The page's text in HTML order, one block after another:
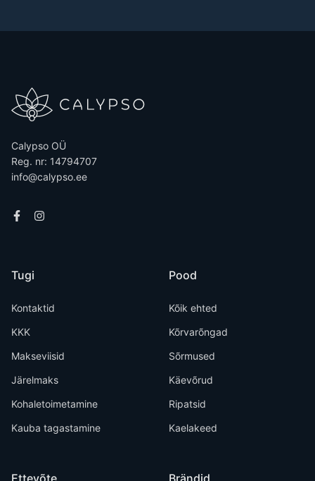
Calypso OÜ
Reg. nr: 14794707
info@calypso.ee
Tugi
Kontaktid
KKK
Makseviisid
Järelmaks
Kohaletoimetamine
Kauba tagastamine
Ettevõte
Pood
Kõik ehted
Kõrvarõngad
Sõrmused
Käevõrud
Ripatsid
Kaelakeed
Brändid